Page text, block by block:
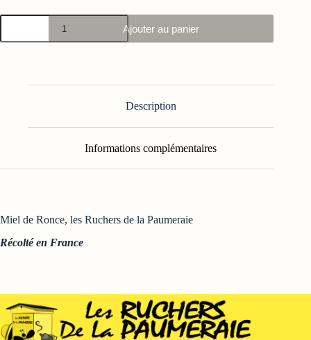
quantité
Miel
Ajouter au panier
Description
Informations complémentaires
Miel de Ronce, les Ruchers de la Paumeraie
Récolté en France